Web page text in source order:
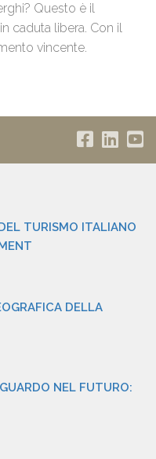
Questo è il
caduta libera. Con il
vincente.
TURISMO ITALIANO
DELLA
NEL FUTURO: